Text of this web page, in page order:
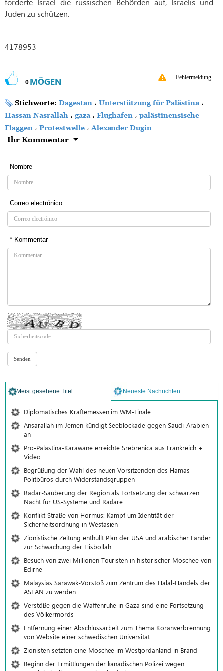
forderte Israel die russischen Behörden auf, Israelis und
Juden zu schützen.
4178953
0 MÖGEN Fehlermeldung
Stichworte: Dagestan ، Unterstützung für Palästina ،
Hassan Nasrallah ، gaza ، Flughafen ، palästinensische
Flaggen ، Protestwelle ، Alexander Dugin
Ihr Kommentar
Nombre
Correo electrónico
* Kommentar
Meist gesehene Titel Neueste Nachrichten
Diplomatisches Kräftemessen im WM-Finale
Ansarallah im Jemen kündigt Seeblockade gegen Saudi-Arabien
an
Pro-Palästina-Karawane erreichte Srebrenica aus Frankreich +
Video
Begrüßung der Wahl des neuen Vorsitzenden des Hamas-
Politbüros durch Widerstandsgruppen
Radar-Säuberung der Region als Fortsetzung der schwarzen
Nacht für US-Systeme und Radare
Konflikt Straße von Hormus: Kampf um Identität der
Sicherheitsordnung in Westasien
Zionistische Zeitung enthüllt Plan der USA und arabischer Länder
zur Schwächung der Hisbollah
Besuch von zwei Millionen Touristen in historischer Moschee von
Edirne
Malaysias Sarawak-Vorstoß zum Zentrum des Halal-Handels der
ASEAN zu werden
Verstöße gegen die Waffenruhe in Gaza sind eine Fortsetzung
des Völkermords
Entfernung einer Abschlussarbeit zum Thema Koranverbrennung
von Website einer schwedischen Universität
Zionisten setzten eine Moschee im Westjordanland in Brand
Beginn der Ermittlungen der kanadischen Polizei wegen